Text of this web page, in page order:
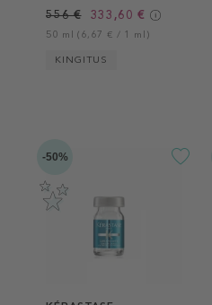
556 € 333,60 €
50 ml (6,67 € / 1 ml)
KINGITUS
-50%